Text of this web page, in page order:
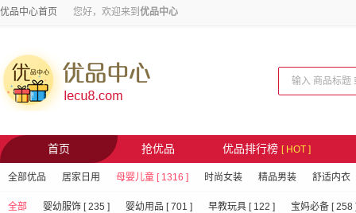
优品中心首页 您好，欢迎来到 优品中心
首页 抢优品 优品排行榜 [ HOT ]
全部优品 居家日用 母婴儿童 [ 1316 ] 时尚女装 精品男装 舒适内衣
全部 婴幼服饰 [ 235 ] 婴幼用品 [ 701 ] 早教玩具 [ 122 ] 宝妈必备 [ 258